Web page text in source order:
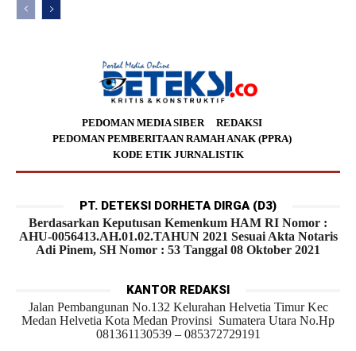
PEDOMAN MEDIA SIBER
REDAKSI
PEDOMAN PEMBERITAAN RAMAH ANAK (PPRA)
KODE ETIK JURNALISTIK
PT. DETEKSI DORHETA DIRGA (D3)
Berdasarkan Keputusan Kemenkum HAM RI Nomor :
AHU-0056413.AH.01.02.TAHUN 2021 Sesuai Akta Notaris
Adi Pinem, SH Nomor : 53 Tanggal 08 Oktober 2021
KANTOR REDAKSI
Jalan Pembangunan No.132 Kelurahan Helvetia Timur Kec
Medan Helvetia Kota Medan Provinsi Sumatera Utara No.Hp
081361130539 – 085372729191